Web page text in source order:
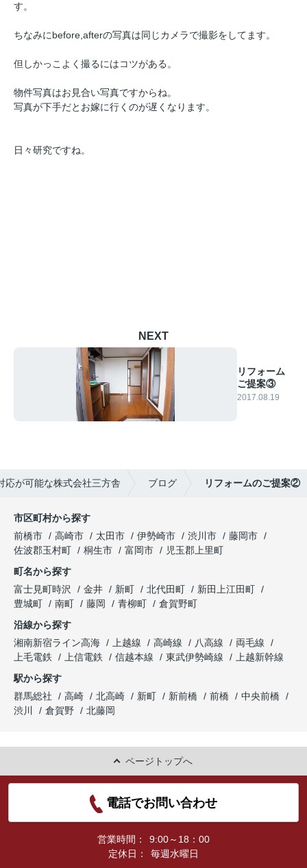
す。
ちなみにbefore,afterの写真は同じカメラで撮影をしてます。
但しかっこよく撮るにはコツがある。
物件写真はお見合い写真ですからね。
写真が下手だとお嫁に行くのが遅くなります。
日々研究ですね。
NEXT
リフォーム
ご提案③
2017.08.19
応が可能な株式会社三方舎 ブログ リフォームのご提案②
市区町村から探す
前橋市
高崎市 太田市 伊勢崎市 渋川市
藤岡市
佐波郡玉村町
桐生市 富岡市
児玉郡上里町
町名から探す
富士見町時沢
金井 新町 北代田町
新田上江田町
豊城町
南町 藤岡 青柳町
倉賀野町
沿線から探す
湘南新宿ライン高海
上越線 高崎線 八高線
両毛線
上毛電鉄
上信電鉄 信越本線 東武伊勢崎線
上越新幹線
駅から探す
群馬総社
高崎 北高崎 新町 新前橋 前橋
中央前橋
渋川
倉賀野 北藤岡
ページトップへ
電話でお問い合わせ
営業時間：
9:00～18：00
定休日：
毎週水曜日